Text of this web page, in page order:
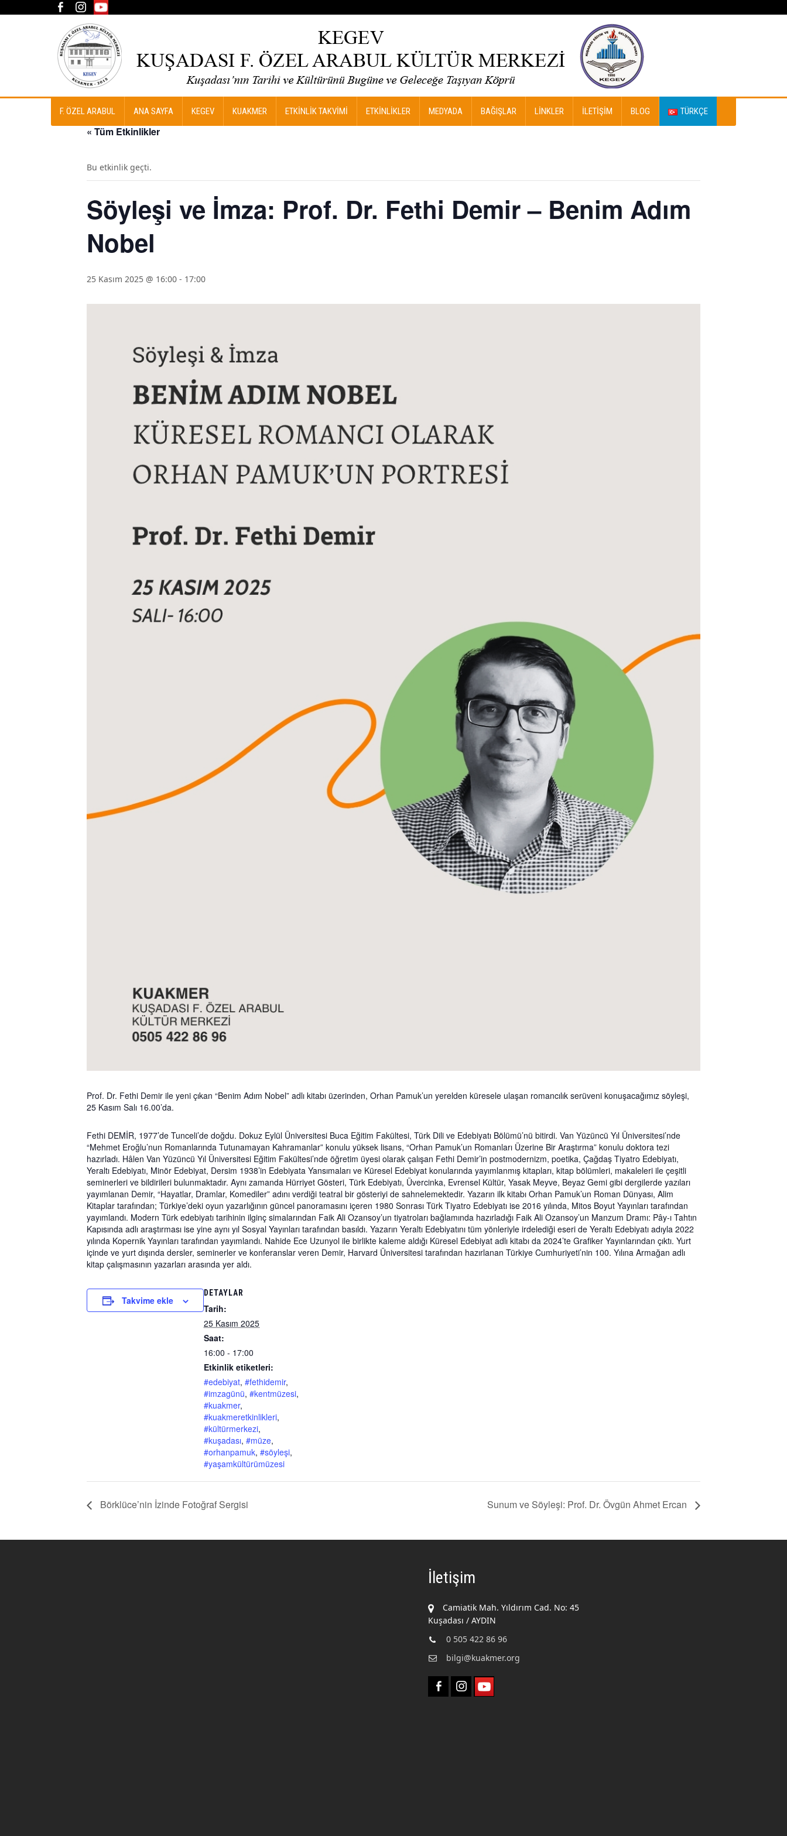
F. ÖZEL ARABUL ANA SAYFA KEGEV KUAKMER ETKİNLİK TAKVİMİ ETKİNLİKLER MEDYADA BAĞIŞLAR LINKLER İLETIŞIM BLOG TÜRKÇE
« Tüm Etkinlikler
Bu etkinlik geçti.
Söyleşi ve İmza: Prof. Dr. Fethi Demir – Benim Adım
Nobel
25 Kasım 2025 @ 16:00 - 17:00
Prof. Dr. Fethi Demir ile yeni çıkan “Benim Adım Nobel” adlı kitabı üzerinden, Orhan Pamuk’un yerelden küresele ulaşan romancılık serüveni konuşacağımız söyleşi,
25 Kasım Salı 16.00’da.
Fethi DEMİR, 1977’de Tunceli’de doğdu. Dokuz Eylül Üniversitesi Buca Eğitim Fakültesi, Türk Dili ve Edebiyatı Bölümü’nü bitirdi. Van Yüzüncü Yıl Üniversitesi’nde
“Mehmet Eroğlu’nun Romanlarında Tutunamayan Kahramanlar” konulu yüksek lisans, “Orhan Pamuk’un Romanları Üzerine Bir Araştırma” konulu doktora tezi
hazırladı. Hâlen Van Yüzüncü Yıl Üniversitesi Eğitim Fakültesi’nde öğretim üyesi olarak çalışan Fethi Demir’in postmodernizm, poetika, Çağdaş Tiyatro Edebiyatı,
Yeraltı Edebiyatı, Minör Edebiyat, Dersim 1938’in Edebiyata Yansımaları ve Küresel Edebiyat konularında yayımlanmış kitapları, kitap bölümleri, makaleleri ile çeşitli
seminerleri ve bildirileri bulunmaktadır. Aynı zamanda Hürriyet Gösteri, Türk Edebiyatı, Üvercinka, Evrensel Kültür, Yasak Meyve, Beyaz Gemi gibi dergilerde yazıları
yayımlanan Demir, “Hayatlar, Dramlar, Komediler” adını verdiği teatral bir gösteriyi de sahnelemektedir. Yazarın ilk kitabı Orhan Pamuk’un Roman Dünyası, Alim
Kitaplar tarafından; Türkiye’deki oyun yazarlığının güncel panoramasını içeren 1980 Sonrası Türk Tiyatro Edebiyatı ise 2016 yılında, Mitos Boyut Yayınları tarafından
yayımlandı. Modern Türk edebiyatı tarihinin ilginç simalarından Faik Ali Ozansoy’un tiyatroları bağlamında hazırladığı Faik Ali Ozansoy’un Manzum Dramı: Pây-ı Tahtın
Kapısında adlı araştırması ise yine aynı yıl Sosyal Yayınları tarafından basıldı. Yazarın Yeraltı Edebiyatını tüm yönleriyle irdelediği eseri de Yeraltı Edebiyatı adıyla 2022
yılında Kopernik Yayınları tarafından yayımlandı. Nahide Ece Uzunyol ile birlikte kaleme aldığı Küresel Edebiyat adlı kitabı da 2024’te Grafiker Yayınlarından çıktı. Yurt
içinde ve yurt dışında dersler, seminerler ve konferanslar veren Demir, Harvard Üniversitesi tarafından hazırlanan Türkiye Cumhuriyeti’nin 100. Yılına Armağan adlı
kitap çalışmasının yazarları arasında yer aldı.
Takvime ekle
DETAYLAR
Tarih:
25 Kasım 2025
Saat:
16:00 - 17:00
Etkinlik etiketleri:
#edebiyat, #fethidemir,
#imzagünü, #kentmüzesi,
#kuakmer,
#kuakmeretkinlikleri,
#kültürmerkezi,
#kuşadası, #müze,
#orhanpamuk, #söyleşi,
#yaşamkültürümüzesi
Börklüce’nin İzinde Fotoğraf Sergisi Sunum ve Söyleşi: Prof. Dr. Övgün Ahmet Ercan
İletişim
Camiatik Mah. Yıldırım Cad. No: 45
Kuşadası / AYDIN
0 505 422 86 96
bilgi@kuakmer.org